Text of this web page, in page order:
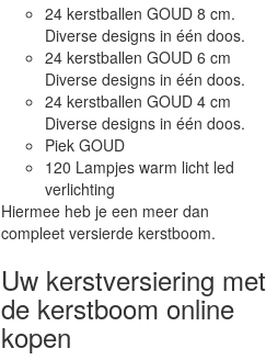
24 kerstballen GOUD 8 cm.
Diverse designs in één doos.
24 kerstballen GOUD 6 cm
Diverse designs in één doos.
24 kerstballen GOUD 4 cm
Diverse designs in één doos.
Piek GOUD
120 Lampjes warm licht led
verlichting
Hiermee heb je een meer dan
compleet versierde kerstboom.
Uw kerstversiering met
de kerstboom online
kopen